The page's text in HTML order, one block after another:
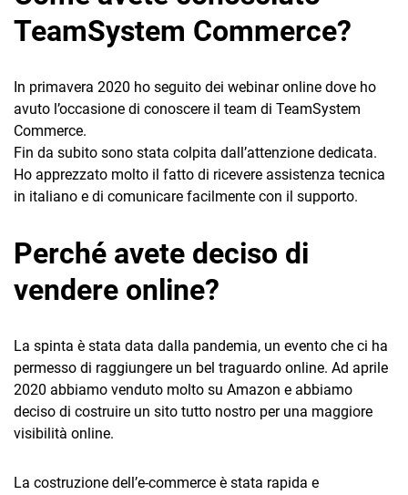
TeamSystem Commerce?
In primavera 2020 ho seguito dei webinar online dove ho
avuto l’occasione di conoscere il team di TeamSystem
Commerce.
Fin da subito sono stata colpita dall’attenzione dedicata.
Ho apprezzato molto il fatto di ricevere assistenza tecnica
in italiano e di comunicare facilmente con il supporto.
Perché avete deciso di
vendere online?
La spinta è stata data dalla pandemia, un evento che ci ha
permesso di raggiungere un bel traguardo online. Ad aprile
2020 abbiamo venduto molto su Amazon e abbiamo
deciso di costruire un sito tutto nostro per una maggiore
visibilità online.
La costruzione dell’e-commerce è stata rapida e